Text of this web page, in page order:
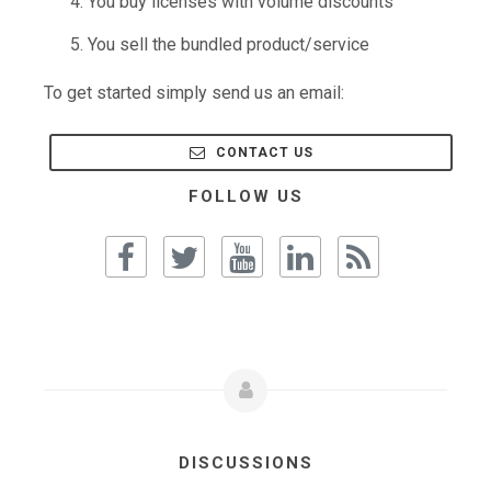
You sell the bundled product/service
To get started simply send us an email:
CONTACT US
FOLLOW US
DISCUSSIONS